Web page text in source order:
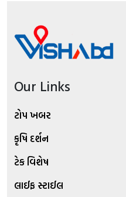
Our Links
ટોપ ખબર
કૃષિ દર્શન
ટેક વિશેષ
લાઈફ સ્ટાઈલ